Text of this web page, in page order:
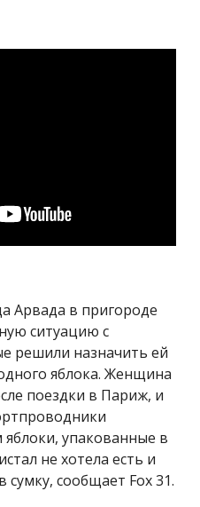
Арвада в пригороде
ситуацию с
решили назначить ей
яблока. Женщина
поездки в Париж, и
упакованные в
не хотела есть и
сумку, сообщает Fox 31.